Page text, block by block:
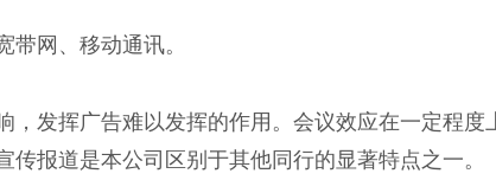
带网、移动通讯。
，发挥广告难以发挥的作用。会议效应在一定程
传报道是本公司区别于其他同行的显著特点之一。